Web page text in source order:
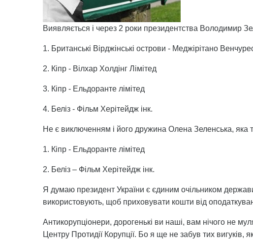
Виявляється і через 2 роки президентства Володимир
1. Британські Вірджінські острови - Меджірітано
2. Кіпр - Вілхар Холдінг Лімітед
3. Кіпр - Ельдоранте лімітед
4. Беліз - Фільм Херітейдж інк.
Не є виключенням і його дружина Олена Зеленська,
1. Кіпр - Ельдоранте лімітед
2. Беліз – Фільм Херітейдж інк.
Я думаю президент України є єдиним очільником
використовують, щоб приховувати кошти від
Антикорупціонери, дорогенькі ви наші, вам нічого не
Центру Протидії Корупції. Бо я ще не забув тих вигуків,